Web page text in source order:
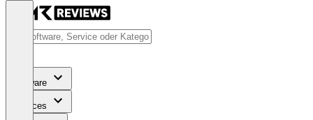
Software
Services